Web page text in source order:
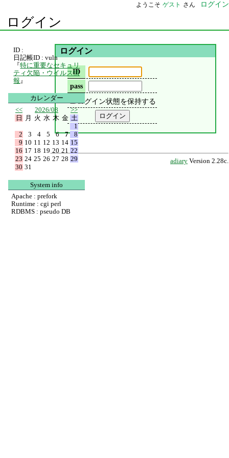
ようこそ ゲスト さん ログイン
ログイン
ログイン
ID
pass
ログイン状態を保持する
adiary Version 2.28c.
ID :
日記帳ID : vuln
『特に重要なセキュリ
ティ欠陥・ウイルス情
報 』
カレンダー
<<
2026/08
>>
日
月 火 水 木 金 土
1
2
3 4 5 6 7
8
9 10 11 12 13 14 15
16 17 18 19 20 21 22
23 24 25 26 27 28 29
30 31
System info
Apache : prefork
Runtime : cgi perl
RDBMS : pseudo DB